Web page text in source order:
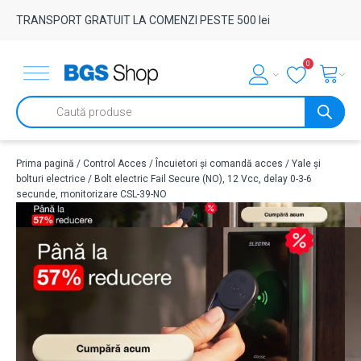
TRANSPORT GRATUIT LA COMENZI PESTE 500 lei
0
Products
search
Prima pagină / Control Acces / Încuietori și comandă acces / Yale și
bolturi electrice / Bolt electric Fail Secure (NO), 12 Vcc, delay 0-3-6
secunde, monitorizare CSL-39-NO